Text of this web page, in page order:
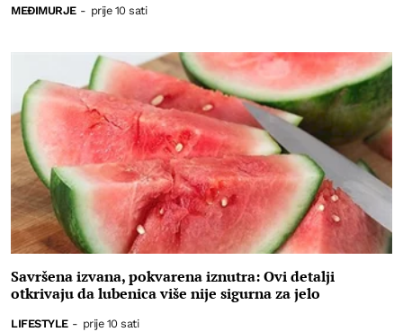
MEĐIMURJE - prije 10 sati
Savršena izvana, pokvarena iznutra: Ovi detalji
otkrivaju da lubenica više nije sigurna za jelo
LIFESTYLE - prije 10 sati